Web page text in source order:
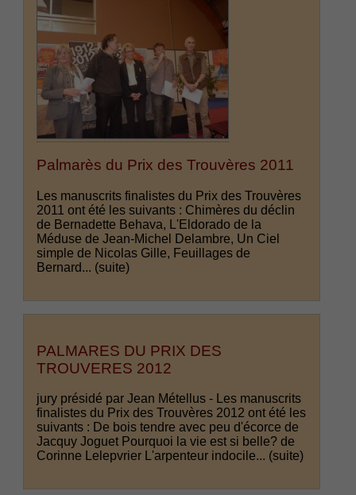
Palmarès du Prix des Trouvères 2011
Les manuscrits finalistes du Prix des Trouvères
2011 ont été les suivants : Chimères du déclin
de Bernadette Behava, L'Eldorado de la
Méduse de Jean-Michel Delambre, Un Ciel
simple de Nicolas Gille, Feuillages de
Bernard... (suite)
PALMARES DU PRIX DES
TROUVERES 2012
jury présidé par Jean Métellus - Les manuscrits
finalistes du Prix des Trouvères 2012 ont été les
suivants : De bois tendre avec peu d'écorce de
Jacquy Joguet Pourquoi la vie est si belle? de
Corinne Lelepvrier L'arpenteur indocile... (suite)